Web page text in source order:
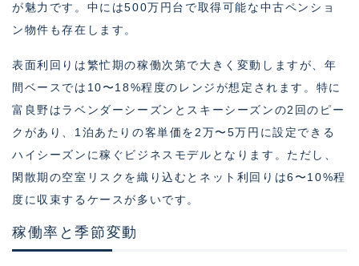
が魅力です。中には500万円台で取得可能な中古ペンショ
ン物件も存在します。
表面利回りは繁忙期の稼働次第で大きく変動しますが、年
間ベースでは10〜18%程度のレンジが想定されます。特に
富良野はラベンダーシーズンとスキーシーズンの2回のピー
クがあり、1泊あたりの客単価を2万〜5万円に設定できる
ハイシーズンに稼ぐビジネスモデルとなります。ただし、
閑散期の空室リスクを織り込むとネット利回りは6〜10%程
度に収束するケースが多いです。
稼働率と季節変動